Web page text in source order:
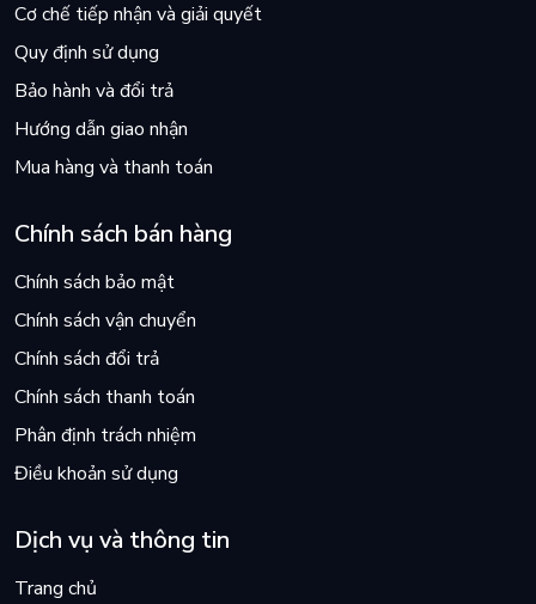
Cơ chế tiếp nhận và giải quyết
Quy định sử dụng
Bảo hành và đổi trả
Hướng dẫn giao nhận
Mua hàng và thanh toán
Chính sách bán hàng
Chính sách bảo mật
Chính sách vận chuyển
Chính sách đổi trả
Chính sách thanh toán
Phân định trách nhiệm
Điều khoản sử dụng
Dịch vụ và thông tin
Trang chủ